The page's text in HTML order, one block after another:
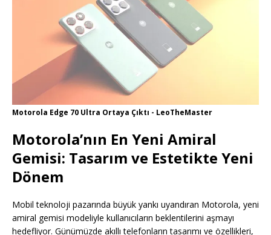
Motorola Edge 70 Ultra Ortaya Çıktı - LeoTheMaster
Motorola’nın En Yeni Amiral
Gemisi: Tasarım ve Estetikte Yeni
Dönem
Mobil teknoloji pazarında büyük yankı uyandıran Motorola, yeni
amiral gemisi modeliyle kullanıcıların beklentilerini aşmayı
hedefliyor. Günümüzde akıllı telefonların tasarımı ve özellikleri,